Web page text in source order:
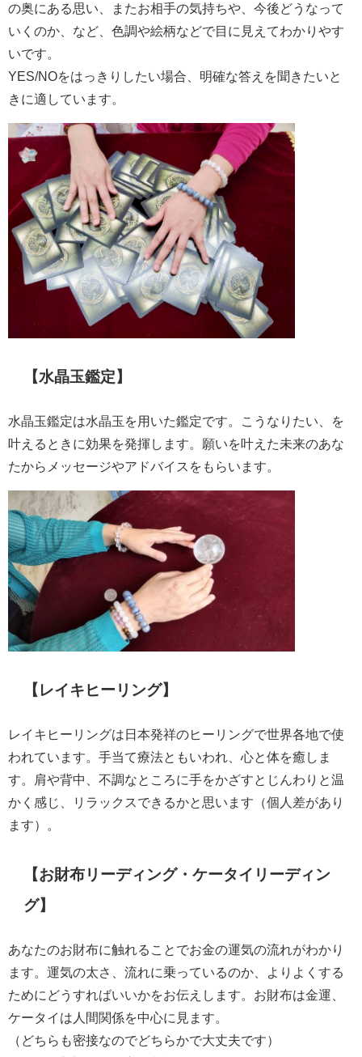
の奥にある思い、またお相手の気持ちや、今後どうなって
いくのか、など、色調や絵柄などで目に見えてわかりやす
いです。
YES/NOをはっきりしたい場合、明確な答えを聞きたいと
きに適しています。
【水晶玉鑑定】
水晶玉鑑定は水晶玉を用いた鑑定です。こうなりたい、を
叶えるときに効果を発揮します。願いを叶えた未来のあな
たからメッセージやアドバイスをもらいます。
【レイキヒーリング】
レイキヒーリングは日本発祥のヒーリングで世界各地で使
われています。手当て療法ともいわれ、心と体を癒しま
す。肩や背中、不調なところに手をかざすとじんわりと温
かく感じ、リラックスできるかと思います（個人差があり
ます）。
【お財布リーディング・ケータイリーディン
グ】
あなたのお財布に触れることでお金の運気の流れがわかり
ます。運気の太さ、流れに乗っているのか、よりよくする
ためにどうすればいいかをお伝えします。お財布は金運、
ケータイは人間関係を中心に見ます。
（どちらも密接なのでどちらかで大丈夫です）